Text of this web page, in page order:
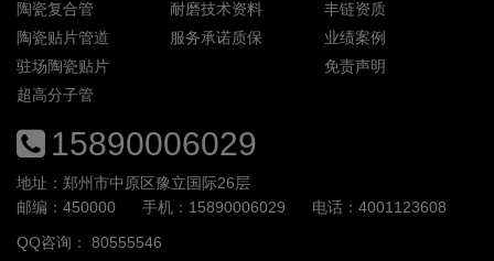
陶瓷复合管
陶瓷贴片管道
驻场陶瓷贴片
超高分子管
耐磨技术资料
服务承诺质保
丰链资质
业绩案例
免责声明
15890006029
地址：郑州市中原区豫立国际26层
邮编：450000
手机：15890006029
电话：4001123608
QQ咨询： 80555546